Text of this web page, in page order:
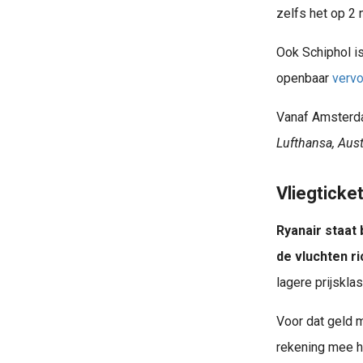
zelfs het op 2
Ook Schiphol
openbaar
Vanaf
Lufthansa,
Ryanair
de vluchten
lagere
Voor dat geld
rekening mee